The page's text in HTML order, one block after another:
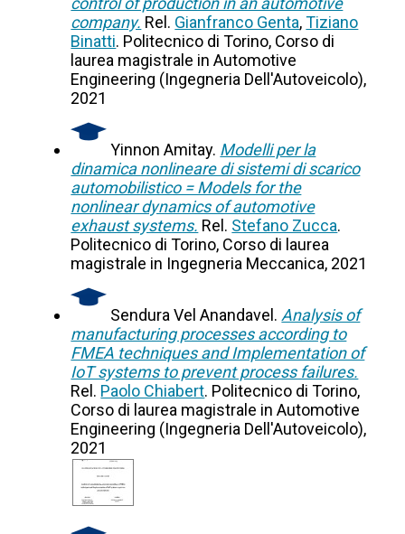
company. Rel. Gianfranco Genta,Tiziano
Binatti. Politecnico di Torino, Corso di
laurea magistrale in Automotive
Engineering (Ingegneria Dell'Autoveicolo),
2021
Yinnon Amitay. Modelli per la
dinamica nonlineare di sistemi di scarico
automobilistico = Models for the
nonlinear dynamics of automotive
exhaust systems. Rel. Stefano Zucca.
Politecnico di Torino, Corso di laurea
magistrale in Ingegneria Meccanica, 2021
Sendura Vel Anandavel. Analysis of
manufacturing processes according to
FMEA techniques and Implementation of
IoT systems to prevent process failures.
Rel. Paolo Chiabert. Politecnico di Torino,
Corso di laurea magistrale in Automotive
Engineering (Ingegneria Dell'Autoveicolo),
2021